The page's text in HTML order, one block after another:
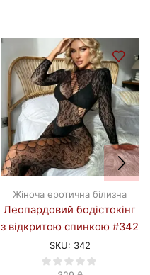
Жіноча еротична білизна
Леопардовий бодістокінг
з відкритою спинкою #342
SKU: 342